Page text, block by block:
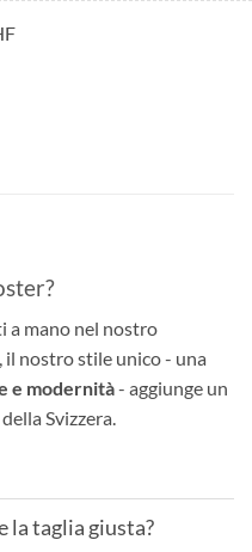
a mano nel nostro
nostro stile unico - una
e modernità- aggiunge un
Svizzera.
la taglia giusta?